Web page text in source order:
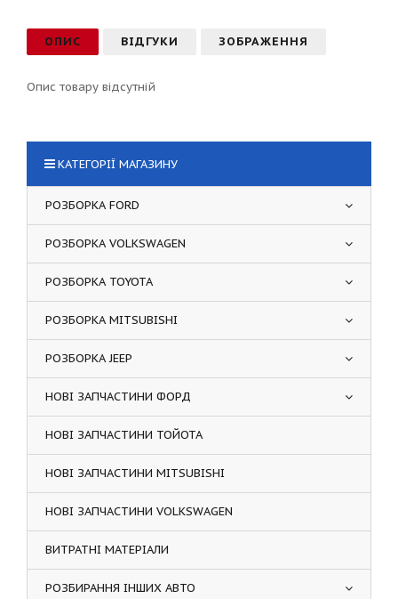
ОПИС ВІДГУКИ ЗОБРАЖЕННЯ
Опис товару відсутній
КАТЕГОРІЇ МАГАЗИНУ
РОЗБОРКА FORD
РОЗБОРКА VOLKSWAGEN
РОЗБОРКА TOYOTA
РОЗБОРКА MITSUBISHI
РОЗБОРКА JEEP
НОВІ ЗАПЧАСТИНИ ФОРД
НОВІ ЗАПЧАСТИНИ ТОЙОТА
НОВІ ЗАПЧАСТИНИ MITSUBISHI
НОВІ ЗАПЧАСТИНИ VOLKSWAGEN
ВИТРАТНІ МАТЕРІАЛИ
РОЗБИРАННЯ ІНШИХ АВТО